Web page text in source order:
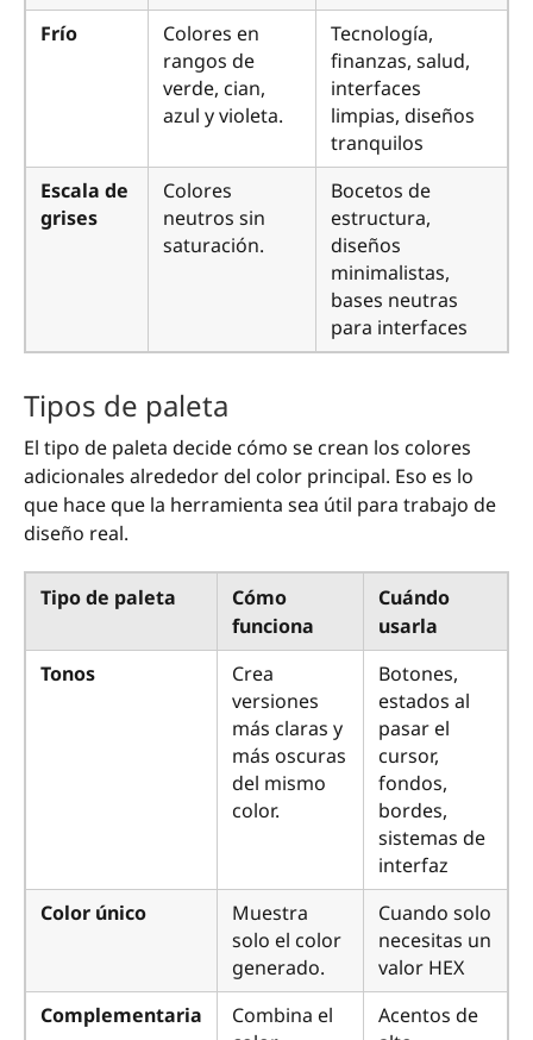
Frío
Colores en
rangos de
verde, cian,
azul y violeta.
Tecnología,
finanzas, salud,
interfaces
limpias, diseños
tranquilos
Escala de
grises
Colores
neutros sin
saturación.
Bocetos de
estructura,
diseños
minimalistas,
bases neutras
para interfaces
Tipos de paleta
El tipo de paleta decide cómo se crean los colores
adicionales alrededor del color principal. Eso es lo
que hace que la herramienta sea útil para trabajo de
diseño real.
Tipo de paleta
Cómo
funciona
Cuándo
usarla
Tonos
Crea
versiones
más claras y
más oscuras
del mismo
color.
Botones,
estados al
pasar el
cursor,
fondos,
bordes,
sistemas de
interfaz
Color único
Muestra
solo el color
generado.
Cuando solo
necesitas un
valor HEX
Complementaria
Combina el
Acentos de